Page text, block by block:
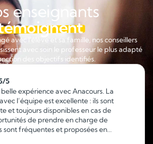
enseignants
avec l'élève et sa famille, nos conseillers
avec soin le professeur le plus adapté
des objectifs identifiés.
5
belle expérience avec Anacours. La
l’équipe est excellente : ils sont
et toujours disponibles en cas de
de prendre en charge de
sont fréquentes et proposées en
ce qui permet d’organiser